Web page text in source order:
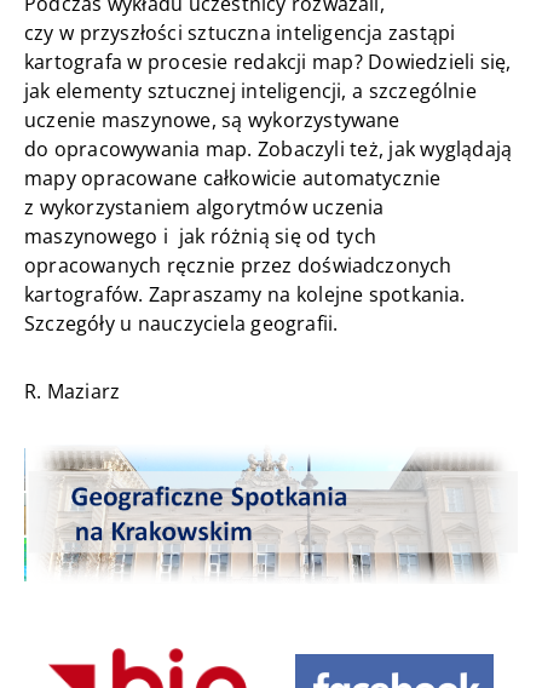
czy w przyszłości sztuczna inteligencja zastąpi
kartografa w procesie redakcji map? Dowiedzieli się,
jak elementy sztucznej inteligencji, a szczególnie
uczenie maszynowe, są wykorzystywane
do opracowywania map. Zobaczyli też, jak wyglądają
mapy opracowane całkowicie automatycznie
z wykorzystaniem algorytmów uczenia
maszynowego i jak różnią się od tych
opracowanych ręcznie przez doświadczonych
kartografów. Zapraszamy na kolejne spotkania.
Szczegóły u nauczyciela geografii.
R. Maziarz